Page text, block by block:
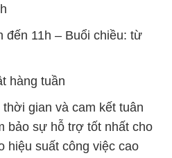
đến 11h – Buổi chiều: từ
hàng tuần
gian và cam kết tuân
bảo sự hỗ trợ tốt nhất cho
hiệu suất công việc cao